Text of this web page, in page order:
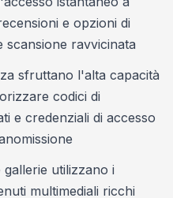
e opzioni di
scansione ravvicinata
sfruttano l'alta capacità
codici di
e credenziali di accesso
gallerie utilizzano i
multimediali ricchi